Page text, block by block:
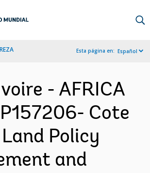
Esta página en: Español
- AFRICA
Cote
Policy
and